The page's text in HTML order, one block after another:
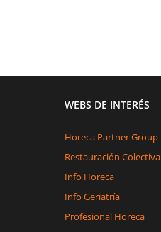
WEBS DE INTERÉS
Horeca Partner Group
Restauración Colectiva
Info Horeca
Info Geriatría
Profesional Horeca